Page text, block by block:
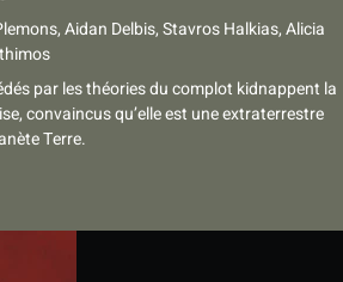
Aidan Delbis, Stavros Halkias, Alicia
par les théories du complot kidnappent la
convaincus qu’elle est une extraterrestre
Terre.